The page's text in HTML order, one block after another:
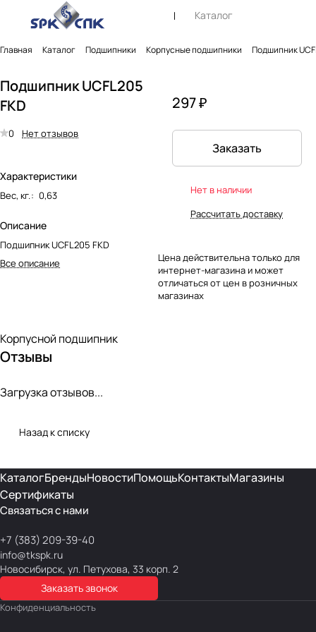
Каталог
Главная Каталог Подшипники Корпусные подшипники Подшипник
Подшипник UCFL205
FKD
0 Нет отзывов
Характеристики
Вес, кг.: 0,63
Описание
Подшипник UCFL205 FKD
Все описание
297 ₽
Заказать
Нет в наличии
Рассчитать доставку
Цена действительна только для
интернет-магазина и может
отличаться от цен в розничных
магазинах
Корпусной подшипник
Отзывы
Загрузка отзывов...
Назад к списку
КаталогБрендыНовостиПомощьКонтактыМагазины
Сертификаты
Связаться с нами
+7 (383) 209-39-40
info@tkspk.ru
Новосибирск, ул. Петухова, 33 корп. 2
Заказать звонок
Конфиденциальность